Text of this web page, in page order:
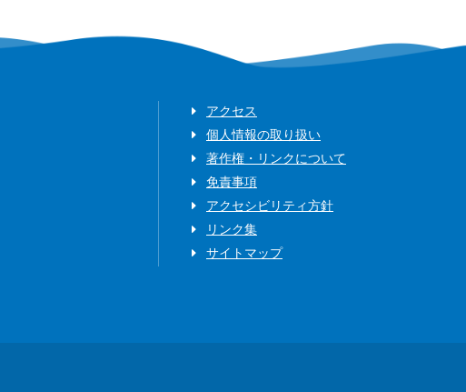
アクセス
個人情報の取り扱い
著作権・リンクについて
免責事項
アクセシビリティ方針
リンク集
サイトマップ